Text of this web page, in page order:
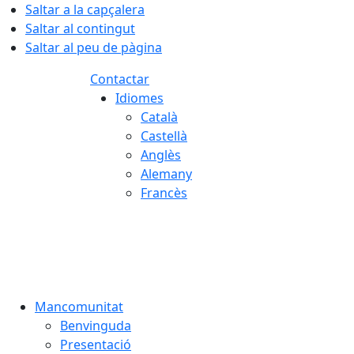
Saltar a la capçalera
Saltar al contingut
Saltar al peu de pàgina
Contactar
Idiomes
Català
Castellà
Anglès
Alemany
Francès
Mancomunitat
Benvinguda
Presentació